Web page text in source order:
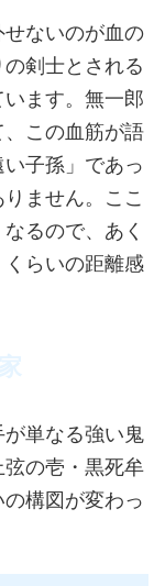
ないのが血の
剣士とされる
ます。無一郎
この血筋が語
子孫」であっ
ません。ここ
るので、あく
らいの距離感
単なる強い鬼
の壱・黒死牟
構図が変わっ